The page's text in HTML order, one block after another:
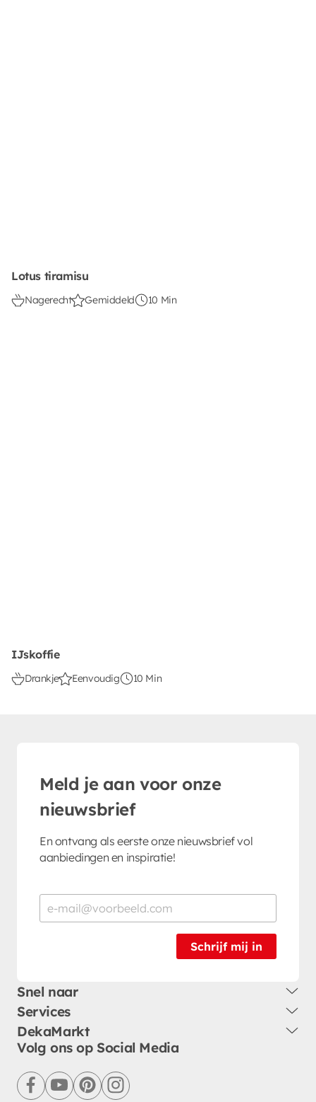
Lotus tiramisu
Nagerecht Gemiddeld 10 Min
IJskoffie
Drankje Eenvoudig 10 Min
Meld je aan voor onze
nieuwsbrief
En ontvang als eerste onze nieuwsbrief vol
aanbiedingen en inspiratie!
Schrijf mij in
Snel naar
Services
DekaMarkt
Volg ons op Social Media
facebookyoutubepinterestinstagram